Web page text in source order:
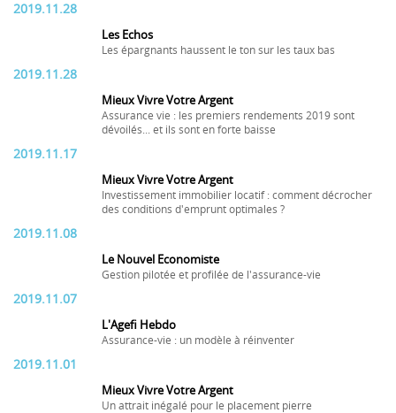
2019.11.28
Les Echos
Les épargnants haussent le ton sur les taux bas
2019.11.28
Mieux Vivre Votre Argent
Assurance vie : les premiers rendements 2019 sont
dévoilés... et ils sont en forte baisse
2019.11.17
Mieux Vivre Votre Argent
Investissement immobilier locatif : comment décrocher
des conditions d'emprunt optimales ?
2019.11.08
Le Nouvel Economiste
Gestion pilotée et profilée de l'assurance-vie
2019.11.07
L'Agefi Hebdo
Assurance-vie : un modèle à réinventer
2019.11.01
Mieux Vivre Votre Argent
Un attrait inégalé pour le placement pierre